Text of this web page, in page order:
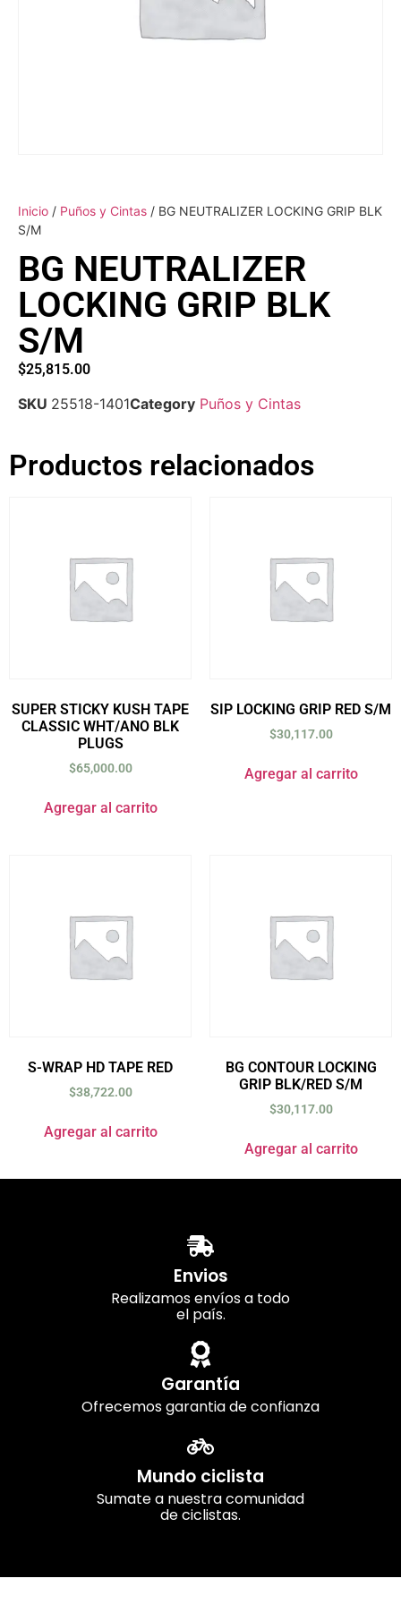
Inicio / Puños y Cintas / BG NEUTRALIZER LOCKING GRIP BLK
S/M
BG NEUTRALIZER
LOCKING GRIP BLK
S/M
$25,815.00
SKU 25518-1401Category Puños y Cintas
Productos relacionados
SUPER STICKY KUSH TAPE
CLASSIC WHT/ANO BLK
PLUGS
$65,000.00
Agregar al carrito
SIP LOCKING GRIP RED S/M
$30,117.00
Agregar al carrito
S-WRAP HD TAPE RED
$38,722.00
Agregar al carrito
BG CONTOUR LOCKING
GRIP BLK/RED S/M
$30,117.00
Agregar al carrito
Envios
Realizamos envíos a todo
el país.
Garantía
Ofrecemos garantia de confianza
Mundo ciclista
Sumate a nuestra comunidad
de ciclistas.